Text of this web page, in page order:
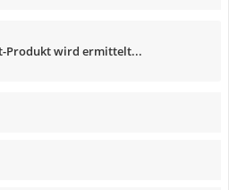
Produkt wird ermittelt...